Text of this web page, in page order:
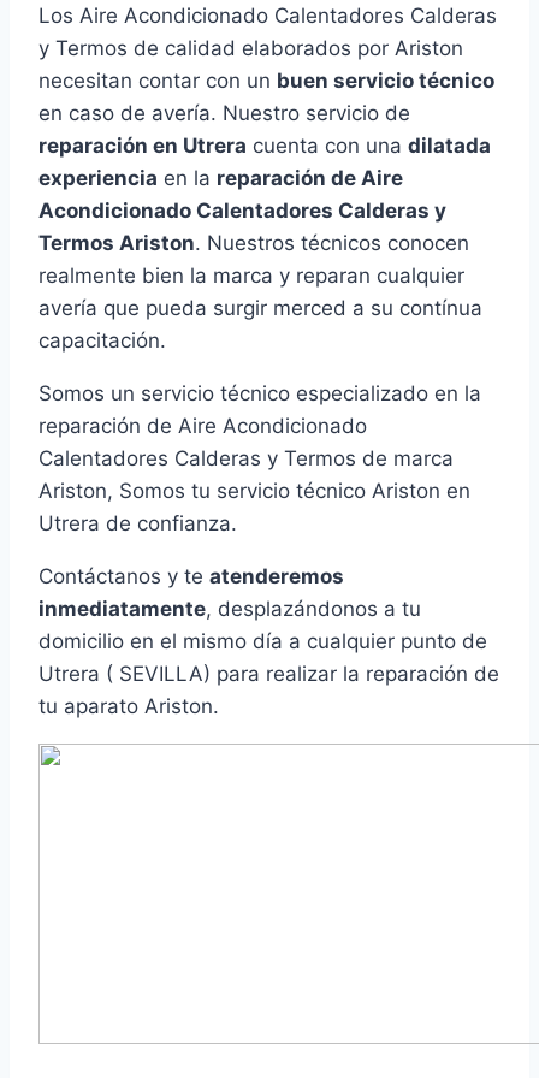
Los Aire Acondicionado Calentadores Calderas
y Termos de calidad elaborados por Ariston
necesitan contar con un buen servicio técnico
en caso de avería. Nuestro servicio de
reparación en Utrera cuenta con una dilatada
experiencia en la reparación de Aire
Acondicionado Calentadores Calderas y
Termos Ariston. Nuestros técnicos conocen
realmente bien la marca y reparan cualquier
avería que pueda surgir merced a su contínua
capacitación.
Somos un servicio técnico especializado en la
reparación de Aire Acondicionado
Calentadores Calderas y Termos de marca
Ariston, Somos tu servicio técnico Ariston en
Utrera de confianza.
Contáctanos y te atenderemos
inmediatamente, desplazándonos a tu
domicilio en el mismo día a cualquier punto de
Utrera ( SEVILLA) para realizar la reparación de
tu aparato Ariston.